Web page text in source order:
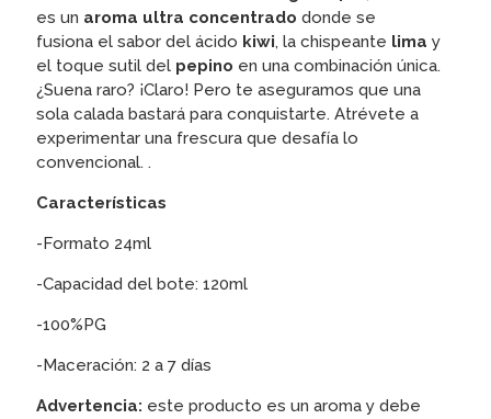
es un aroma ultra concentrado donde se
fusiona el sabor del ácido kiwi, la chispeante lima y
el toque sutil del pepino en una combinación única.
¿Suena raro? ¡Claro! Pero te aseguramos que una
sola calada bastará para conquistarte. Atrévete a
experimentar una frescura que desafía lo
convencional. .
Características
-Formato 24ml
-Capacidad del bote: 120ml
-100%PG
-Maceración: 2 a 7 días
Advertencia: este producto es un aroma y debe